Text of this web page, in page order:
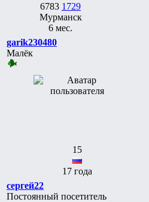
6783 1729
Мурманск
6 мес.
garik230480
Малёк
15
17 года
сергей22
Постоянный посетитель